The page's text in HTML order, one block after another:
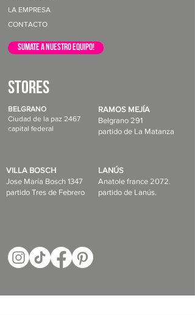
LA EMPRESA
CONTACTO
sumate a nuestro equipo!
STORES
BELGRANO
Ciudad de la paz 2467
capital federal
RAMOS MEJÍA
Belgrano 291
partido de La Matanza
VILLA BOSCH
Jose María Bosch 1347
partido Tres de Febrero
LANÚS
Anatole france 2072.
partido de Lanús.